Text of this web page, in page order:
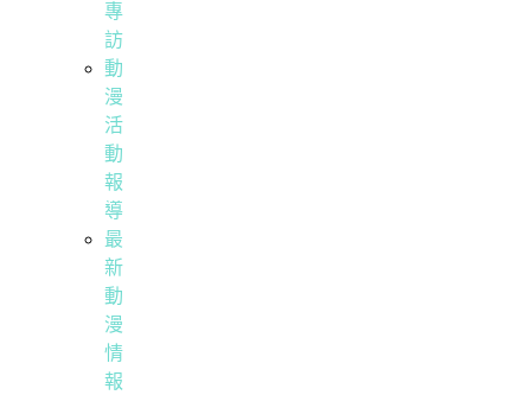
專
訪
動
漫
活
動
報
導
最
新
動
漫
情
報